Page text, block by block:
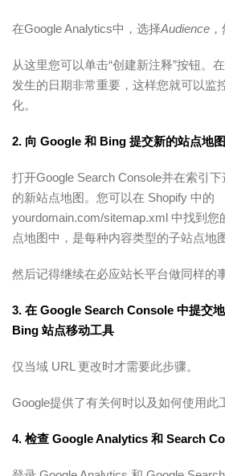
在Google Analytics中，选择Audience
从这里您可以单击“创建新注释”按钮。
发生的日期非常重要，这样您就可以监
化。
2. 向 Google 和 Bing 提交新的站点地图
打开Google Search Console并在索引
的新站点地图。您可以在 Shopify 中的
yourdomain.com/sitemap.xml 中找到您
点地图中，是每种内容类型的子站点地图
然后记得继续在必应站长平台做同样的
3. 在 Google Search Console 中提交
Bing 站点移动工具
仅当域 URL 更改时才需要此步骤。
Google提供了有关何时以及如何使用此
4. 检查 Google Analytics 和 Search